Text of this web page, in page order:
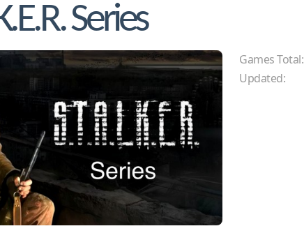
Series
Games Total:
Updated: